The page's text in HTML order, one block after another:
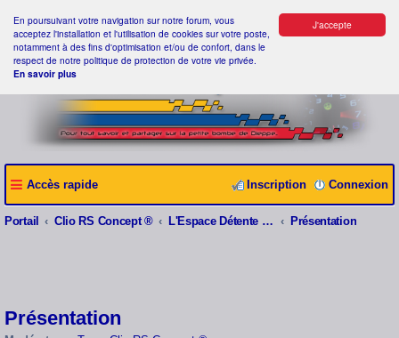
J'accepte
En poursuivant votre navigation sur notre forum, vous
acceptez l'installation et l'utilisation de cookies sur votre poste,
notamment à des fins d'optimisation et/ou de confort, dans le
respect de notre politique de protection de votre vie privée.
En savoir plus
Accès rapide Connexion
Inscription
Portail Clio RS Concept ® L'Espace Détente Clio RS Concept ® Présentation
Présentation